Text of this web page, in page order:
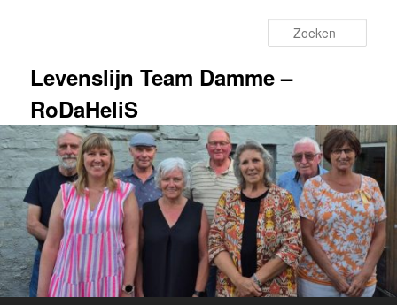
inhoudLevenslijn Team Damme –
RoDaHeliS